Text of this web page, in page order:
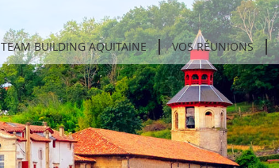
TEAM BUILDING AQUITAINE VOS RÉUNIONS